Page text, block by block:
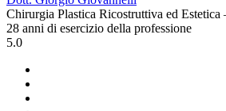
Chirurgia Plastica Ricostruttiva ed Estetica
28 anni di esercizio della professione
5.0